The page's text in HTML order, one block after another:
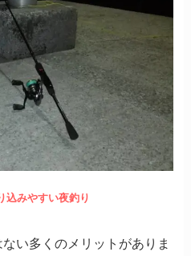
込みやすい夜釣り
い多くのメリットがありま